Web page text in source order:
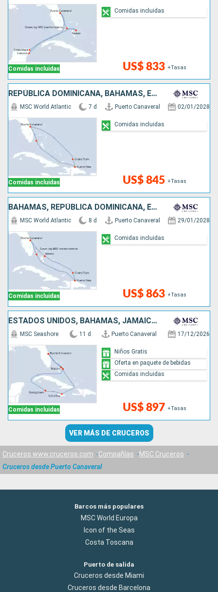
Comidas incluidas US$ 833 +Tasas
Comidas incluidas
REPÚBLICA DOMINICANA, BAHAMAS, ESTADOS UNIDOS
Comidas incluidas
MSC World Atlantic 7 d Puerto Canaveral 02/01/2028
US$ 845 +Tasas
Comidas incluidas
BAHAMAS, REPÚBLICA DOMINICANA, ESTADOS UNIDOS
Comidas incluidas
MSC World Atlantic 8 d Puerto Canaveral 29/01/2028
US$ 863 +Tasas
Comidas incluidas
ESTADOS UNIDOS, BAHAMAS, JAMAICA, ISLAS CAIMÁN
Comidas incluidas
MSC Seashore 11 d Puerto Canaveral 17/12/2026
US$ 897 +Tasas
Niños Gratis
Oferta en paquete de bebidas
Comidas incluidas
VER MÁS DE CRUCEROS
Cruceros www.cruceros.com Compañías
MSC Cruceros
Cruceros desde Puerto Canaveral
Barcos más populares
MSC World Europa
Icon of the Seas
Costa Toscana
Puerto de salida
Cruceros desde Miami
Cruceros desde Barcelona